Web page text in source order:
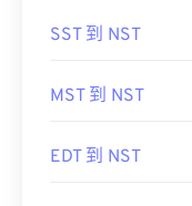
SST 到 NST
MST 到 NST
EDT 到 NST